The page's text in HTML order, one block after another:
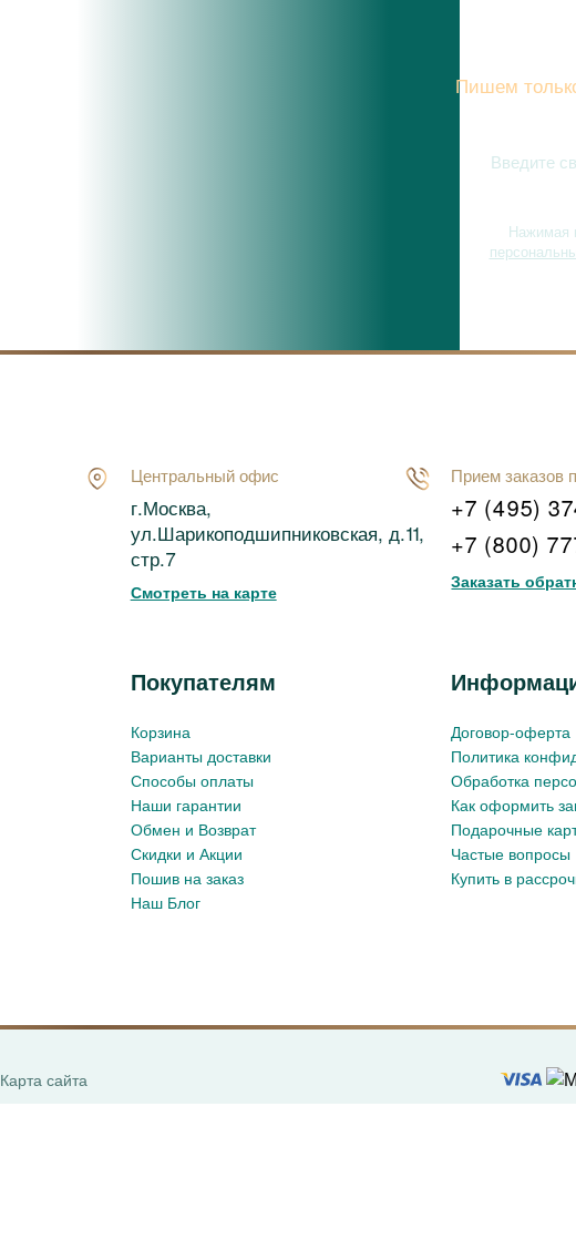
Пишем
Нажимая
Центральный офис
г.Москва,
ул.Шарикоподшипниковская, д.11,
стр.7
Смотреть на карте
Прием заказов
+7 (495)
+7 (800)
Заказать
Покупателям
Корзина
Варианты доставки
Способы оплаты
Наши гарантии
Обмен и Возврат
Скидки и Акции
Пошив на заказ
Наш Блог
Договор-оферта
Политика
Обработка
Как оформить
Подарочные
Частые вопросы
Купить в
Карта сайта